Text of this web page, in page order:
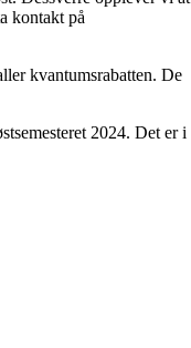
kontakt på
kvantumsrabatten. De
2024. Det er i